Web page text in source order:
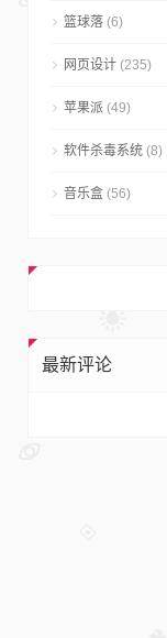
篮球落 (6)
网页设计 (235)
苹果派 (49)
软件杀毒系统 (8)
音乐盒 (56)
最新评论